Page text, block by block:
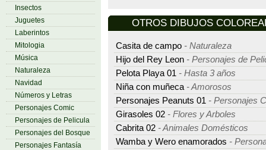
Insectos
Juguetes
Laberintos
Mitologia
Música
Naturaleza
Navidad
Números y Letras
Personajes Comic
Personajes de Pelicula
Personajes del Bosque
Personajes Fantasía
OTROS DIBUJOS
Casita de campo - Naturaleza
Hijo del Rey Leon - Personajes de
Pelota Playa 01 - Hasta 3 años
Niña con muñeca- Amorosos
Personajes Peanuts 01 - Personajes
Girasoles 02 - Flores y Arboles
Cabrita 02 - Animales Domésticos
Wamba y Wero enamorados -